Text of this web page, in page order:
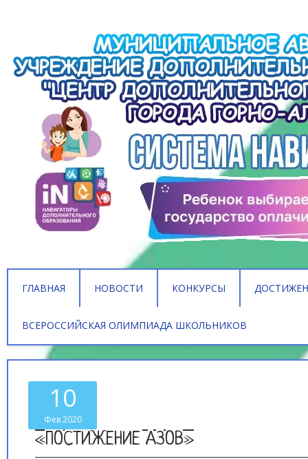
ГЛАВНАЯ НОВОСТИ КОНКУРСЫ
ВСЕРОССИЙСКАЯ ОЛИМПИАДА ШКОЛЬНИКОВ
10
Фев 2020
«ПОСТИЖЕНИЕ АЗОВ»